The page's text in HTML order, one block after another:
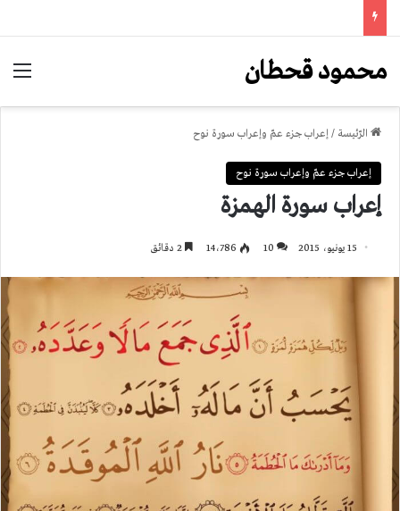
محمود قحطان
الرّئيسة /إعراب جزء عمّ وإعراب سورة نوح
إعراب جزء عمّ وإعراب سورة نوح
إعراب سورة الهمزة
15 يونيو، 2015 10 14٬786